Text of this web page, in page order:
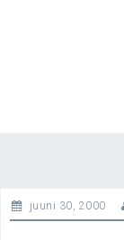
juuni 30, 2000